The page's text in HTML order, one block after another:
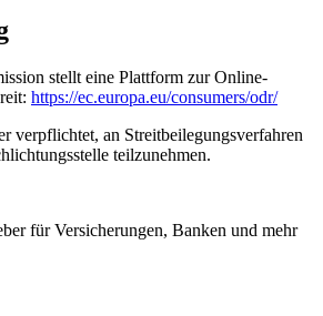
stellt eine Plattform zur Online-
https://ec.europa.eu/consumers/odr/
verpflichtet, an Streitbeilegungsverfahren
teilzunehmen.
für Versicherungen, Banken und mehr